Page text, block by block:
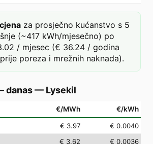
za prosječno kućanstvo s 5
(~417 kWh/mjesečno) po
/ mjesec (€ 36.24 / godina
poreza i mrežnih naknada).
danas— Lysekil
€/MWh €/kWh
€ 3.97
€ 0.0040
€ 3.62
€ 0.0036